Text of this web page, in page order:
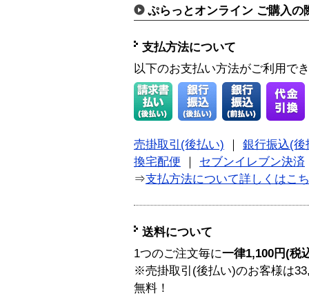
ぷらっとオンライン ご購入の
支払方法について
以下のお支払い方法がご利用で
売掛取引(後払い)
銀行振込(後
換宅配便
セブンイレブン決済
⇒支払方法について詳しくはこ
送料について
1つのご注文毎に一律1,100円(税
※売掛取引(後払い)のお客様は
無料！